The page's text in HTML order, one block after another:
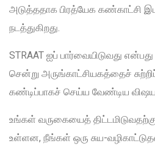
அடுத்ததாக பிரத்யேக கண்காட்சி
நடத்துகிறது.
STRAAT ஐப் பார்வையிடுவது
சென்று அருங்காட்சியகத்தைச்
கண்டிப்பாகச் செய்ய வேண்டிய
உங்கள் வருகையைத்
உள்ளன, நீங்கள் ஒரு சுய-